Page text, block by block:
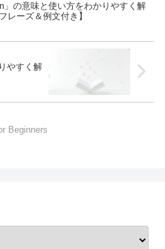
」の意味と使い方をわかりやすく解
レーズ＆例文付き】
やすく解
Beginners